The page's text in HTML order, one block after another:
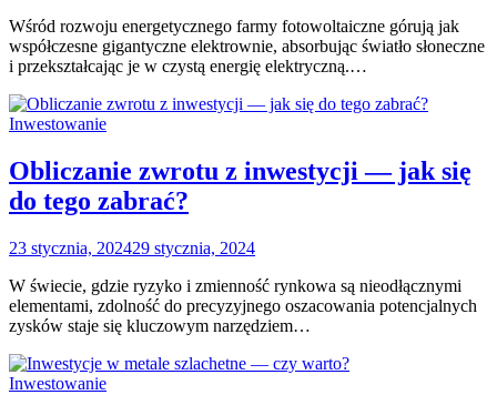
Wśród rozwoju energetycznego farmy fotowoltaiczne górują jak
współczesne gigantyczne elektrownie, absorbując światło słoneczne
i przekształcając je w czystą energię elektryczną.…
Inwestowanie
Obliczanie zwrotu z inwestycji — jak się
do tego zabrać?
23 stycznia, 202429 stycznia, 2024
W świecie, gdzie ryzyko i zmienność rynkowa są nieodłącznymi
elementami, zdolność do precyzyjnego oszacowania potencjalnych
zysków staje się kluczowym narzędziem…
Inwestowanie